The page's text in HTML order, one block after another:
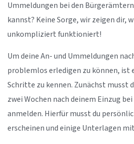
Ummeldungen bei den
kannst? Keine Sorge, wir zeigen dir,
unkompliziert funktioniert!
Um deine An- und Ummeldungen
problemlos erledigen zu können, ist
Schritte zu kennen. Zunächst musst
zwei Wochen nach deinem Einzug
anmelden. Hierfür musst du
erscheinen und einige Unterlagen